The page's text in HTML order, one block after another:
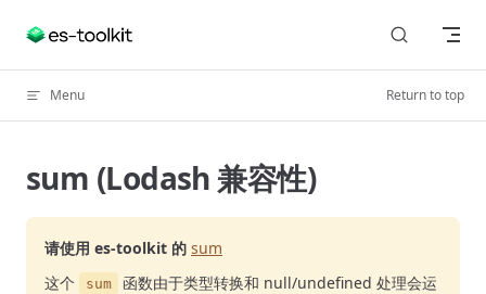
Skip to content
Menu Return to top
sum (Lodash 兼容性)
请使用 es-toolkit 的 sum
这个
sum
函数由于类型转换和 null/undefined 处理会运